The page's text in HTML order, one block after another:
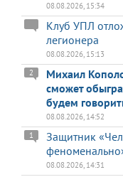
08.08.2026, 15:34
Клуб УПЛ
легионера
08.08.2026, 15:13
Михаил
сможет
будем
2
08.08.2026, 14:52
Защитник
1
08.08.2026, 14:31